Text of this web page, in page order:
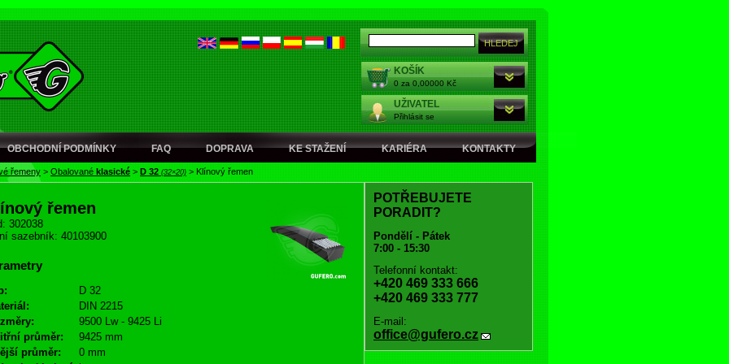
KOŠÍK
0 za 0,00000 Kč
UŽIVATEL
Přihlásit se
OBCHODNÍ PODMÍNKY FAQ DOPRAVA KE STAŽENÍ KARIÉRA KONTAKTY
řemeny > Obalované klasické > D 32 (32×20) > Klínový řemen
řemen
302038
sazebník: 40103900
D 32
DIN 2215
9500 Lw - 9425 Li
průměr:
9425 mm
průměr:
0 mm
POTŘEBUJETE
PORADIT?
Pondělí - Pátek
7:00 - 15:30
Telefonní kontakt:
+420 469 333 666
+420 469 333 777
E-mail:
office@gufero.cz